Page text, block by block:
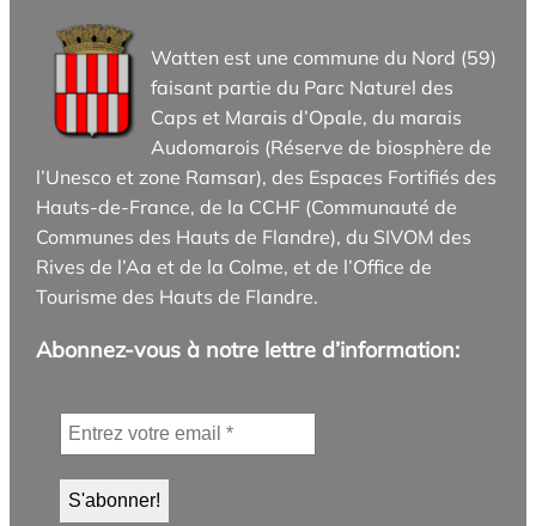
Watten est une commune du Nord (59)
faisant partie du Parc Naturel des
Caps et Marais d’Opale, du marais
Audomarois (Réserve de biosphère de
l’Unesco et zone Ramsar), des Espaces Fortifiés des
Hauts-de-France, de la CCHF (Communauté de
Communes des Hauts de Flandre), du SIVOM des
Rives de l’Aa et de la Colme, et de l’Office de
Tourisme des Hauts de Flandre.
Abonnez-vous à notre lettre d’information: